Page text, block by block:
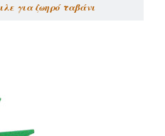
για ζωηρό ταβάνι